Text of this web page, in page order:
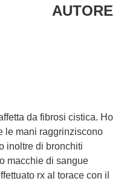
AUTORE
da fibrosi cistica. Ho
le mani raggrinziscono
inoltre di bronchiti
macchie di sangue
rx al torace con il